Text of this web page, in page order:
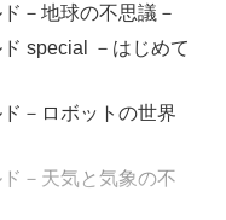
－地球の不思議－
special －はじめて
－ロボットの世界
－天気と気象の不